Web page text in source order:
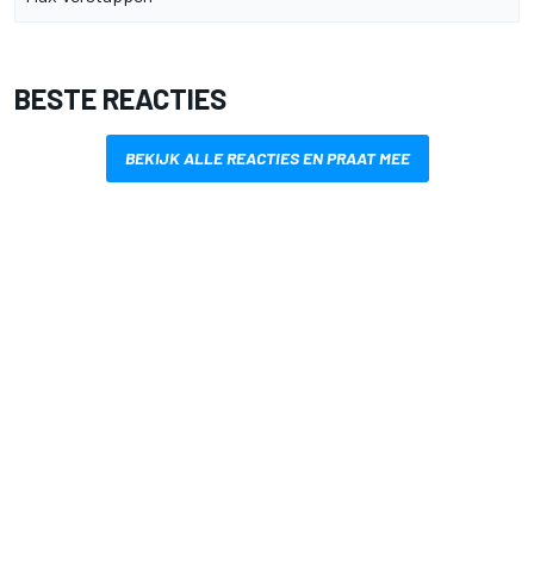
BESTE REACTIES
BEKIJK ALLE REACTIES EN PRAAT MEE